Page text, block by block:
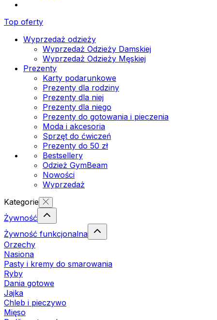
Top oferty
Wyprzedaż odzieży
Wyprzedaż Odzieży Damskiej
Wyprzedaż Odzieży Męskiej
Prezenty
Karty podarunkowe
Prezenty dla rodziny
Prezenty dla niej
Prezenty dla niego
Prezenty do gotowania i pieczenia
Moda i akcesoria
Sprzęt do ćwiczeń
Prezenty do 50 zł
Bestsellery
Odzież GymBeam
Nowości
Wyprzedaż
Kategorie
Żywność
Żywność funkcjonalna
Orzechy
Nasiona
Pasty i kremy do smarowania
Ryby
Dania gotowe
Jajka
Chleb i pieczywo
Mięso